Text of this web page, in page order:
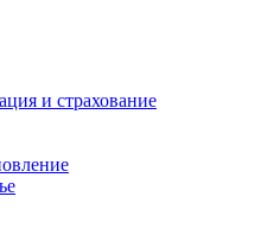
и страхование